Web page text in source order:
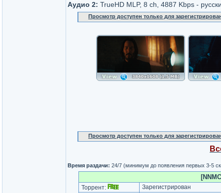
Аудио 2: TrueHD MLP, 8 ch, 4887 Kbps -
Просмотр доступен только для
Просмотр доступен только для
Время раздачи: 24/7 (минимум до появления первых 3-5
Торрент:
Зарегистрирован